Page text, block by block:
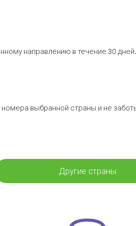
направлению в течение 30 дней.
выбранной страны и не
Другие страны